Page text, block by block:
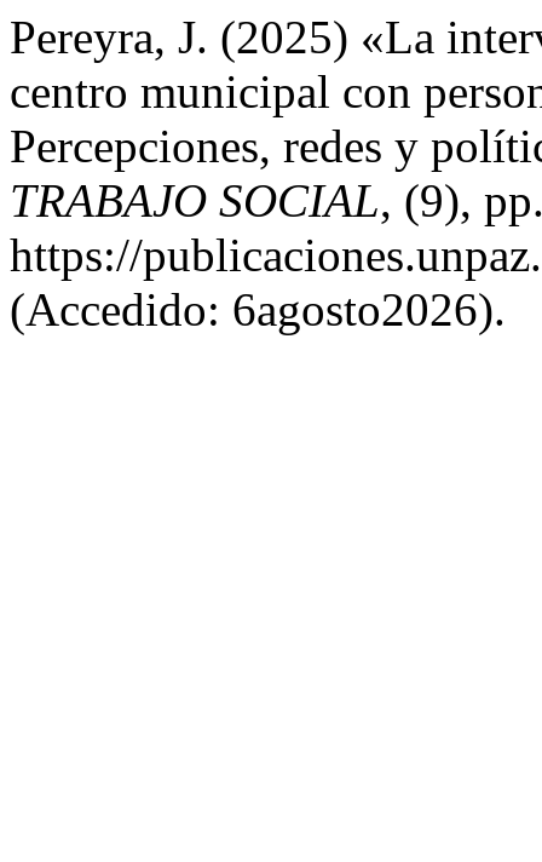
Pereyra, J. (2025) «La
centro municipal con
Percepciones, redes y
TRABAJO SOCIAL, (9),
https://
(Accedido: 6agosto2026).